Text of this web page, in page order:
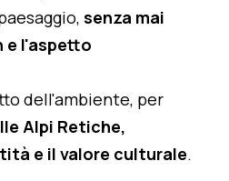
senza mai
e l'aspetto
dell'ambiente, per
Alpi Retiche,
e il valore culturale.